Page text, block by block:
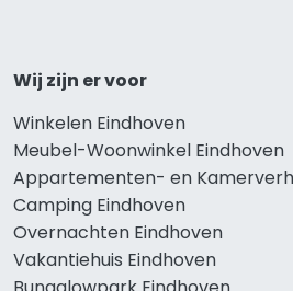
Wij zijn er voor
Winkelen Eindhoven
Meubel-Woonwinkel Eindhoven
Appartementen- en
Camping Eindhoven
Overnachten Eindhoven
Vakantiehuis Eindhoven